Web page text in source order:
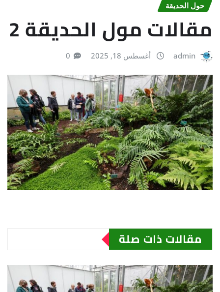
حول الحديقة
مقالات مول الحديقة 2
admin أغسطس 18, 2025 0
مقالات ذات صلة